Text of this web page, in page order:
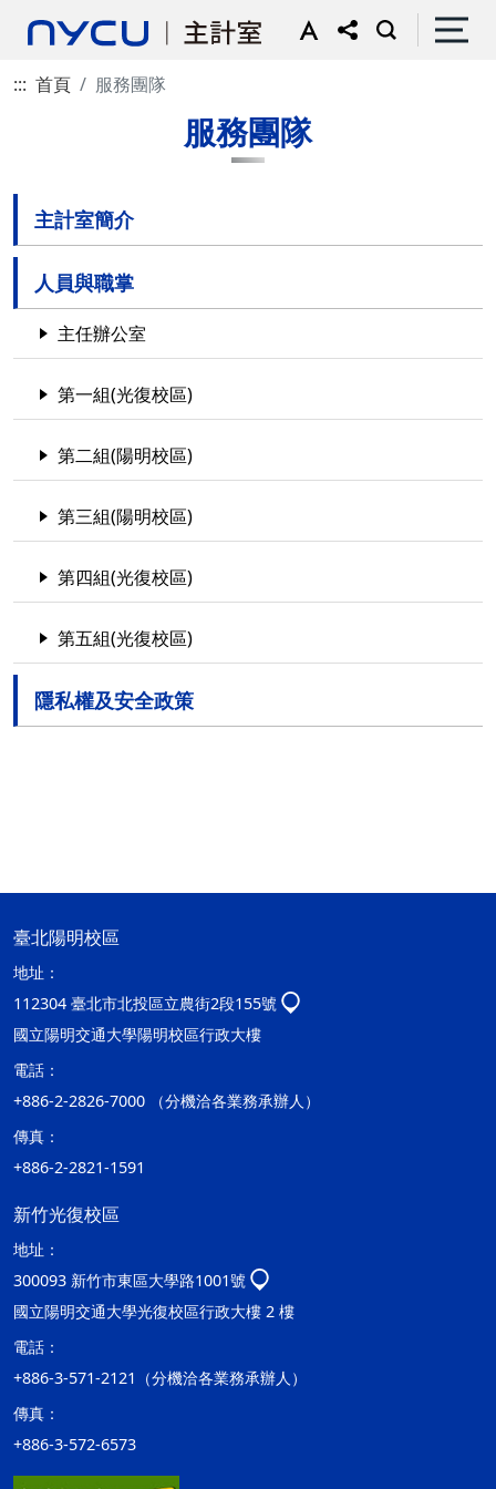
::: 首頁 服務團隊
服務團隊
主計室簡介
人員與職掌
主任辦公室
第一組(光復校區)
第二組(陽明校區)
第三組(陽明校區)
第四組(光復校區)
第五組(光復校區)
隱私權及安全政策
臺北陽明校區
地址：
112304 臺北市北投區立農街2段155號
國立陽明交通大學陽明校區行政大樓
電話：
+886-2-2826-7000 （分機洽各業務承辦人）
傳真：
+886-2-2821-1591
新竹光復校區
地址：
300093 新竹市東區大學路1001號
國立陽明交通大學光復校區行政大樓 2 樓
電話：
+886-3-571-2121（分機洽各業務承辦人）
傳真：
+886-3-572-6573